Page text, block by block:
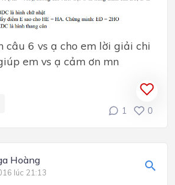
câu 6 vs ạ cho em lời giải chi
em vs ạ cảm ơn mn
1 0
Hoàng
lúc 21:13